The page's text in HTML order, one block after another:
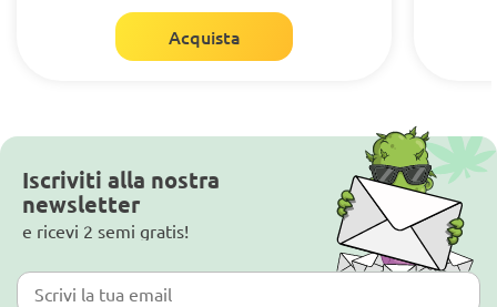
Acquista
Iscriviti alla nostra
newsletter
e ricevi 2 semi gratis!